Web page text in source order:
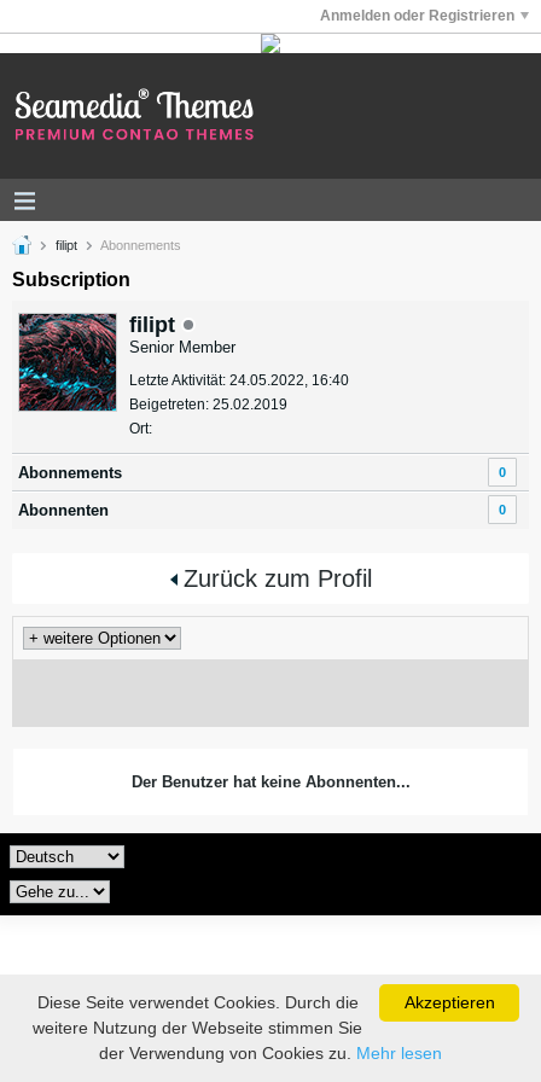
Anmelden oder Registrieren
filipt Abonnements
Subscription
filipt
Senior Member
Letzte Aktivität: 24.05.2022, 16:40
Beigetreten: 25.02.2019
Ort:
Abonnements 0
Abonnenten 0
Zurück zum Profil
Der Benutzer hat keine Abonnenten...
Akzeptieren
Diese Seite verwendet Cookies. Durch die
weitere Nutzung der Webseite stimmen Sie
der Verwendung von Cookies zu. Mehr lesen